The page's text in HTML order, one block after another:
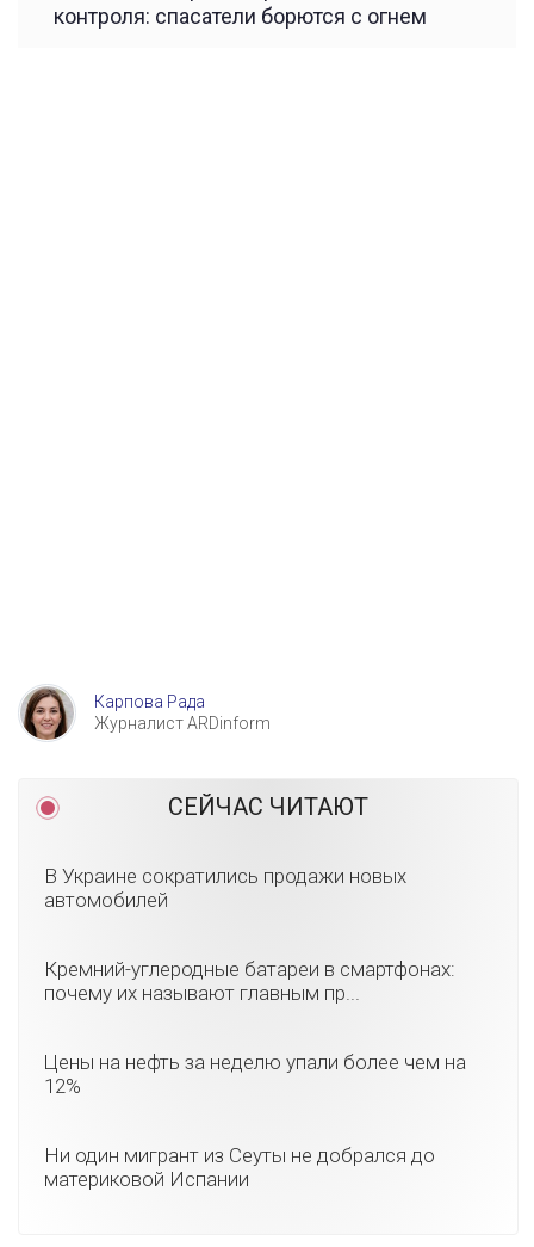
контроля: спасатели борются с огнем
Карпова Рада
Журналист ARDinform
СЕЙЧАС ЧИТАЮТ
В Украине сократились продажи новых
автомобилей
Кремний-углеродные батареи в смартфонах:
почему их называют главным пр...
Цены на нефть за неделю упали более чем на
12%
Ни один мигрант из Сеуты не добрался до
материковой Испании